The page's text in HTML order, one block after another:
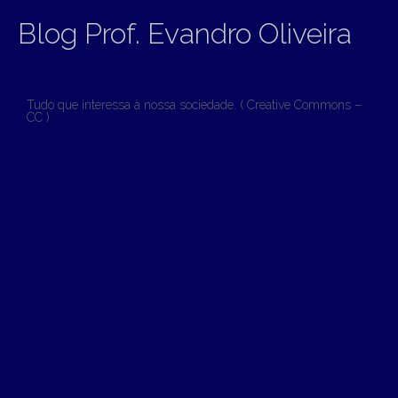
Blog Prof. Evandro Oliveira
Tudo que interessa à nossa sociedade. ( Creative Commons –
CC )